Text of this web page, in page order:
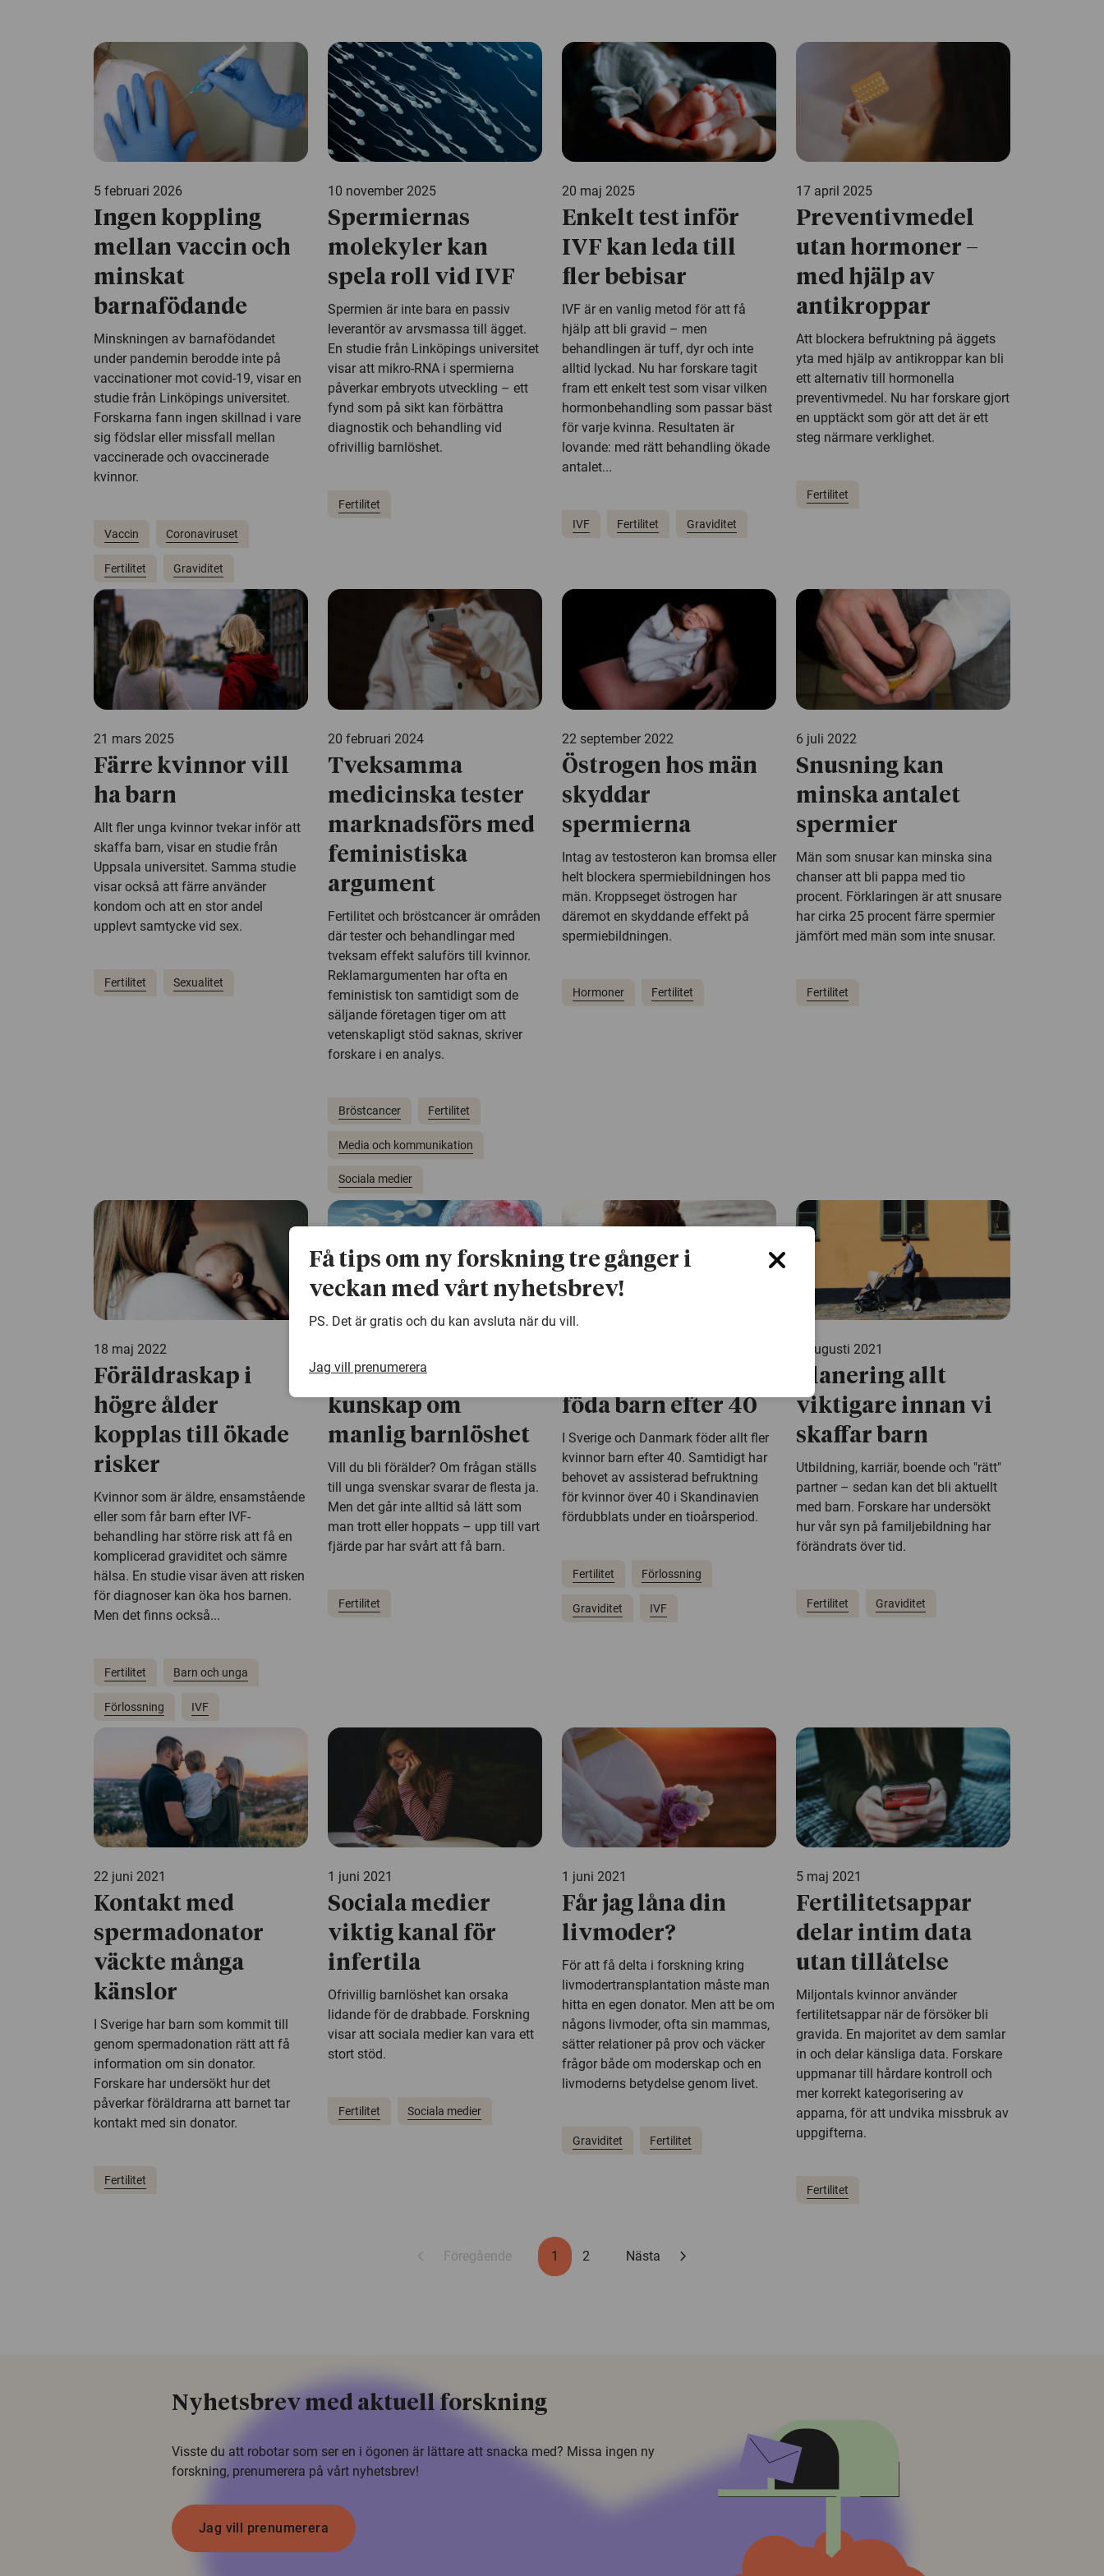
5 februari 2026
Ingen koppling
mellan vaccin och
minskat
barnafödande
Minskningen av barnafödandet
under pandemin berodde inte på
vaccinationer mot covid-19, visar en
studie från Linköpings universitet.
Forskarna fann ingen skillnad i vare
sig födslar eller missfall mellan
vaccinerade och ovaccinerade
kvinnor.
Vaccin Coronaviruset
Fertilitet Graviditet
10 november 2025
Spermiernas
molekyler kan
spela roll vid IVF
Spermien är inte bara en passiv
leverantör av arvsmassa till ägget.
En studie från Linköpings universitet
visar att mikro-RNA i spermierna
påverkar embryots utveckling – ett
fynd som på sikt kan förbättra
diagnostik och behandling vid
ofrivillig barnlöshet.
Fertilitet
20 maj 2025
Enkelt test inför
IVF kan leda till
fler bebisar
IVF är en vanlig metod för att få
hjälp att bli gravid – men
behandlingen är tuff, dyr och inte
alltid lyckad. Nu har forskare tagit
fram ett enkelt test som visar vilken
hormonbehandling som passar bäst
för varje kvinna. Resultaten är
lovande: med rätt behandling ökade
antalet...
IVF Fertilitet Graviditet
17 april 2025
Preventivmedel
utan hormoner –
med hjälp av
antikroppar
Att blockera befruktning på äggets
yta med hjälp av antikroppar kan bli
ett alternativ till hormonella
preventivmedel. Nu har forskare gjort
en upptäckt som gör att det är ett
steg närmare verklighet.
Fertilitet
21 mars 2025
Färre kvinnor vill
ha barn
Allt fler unga kvinnor tvekar inför att
skaffa barn, visar en studie från
Uppsala universitet. Samma studie
visar också att färre använder
kondom och att en stor andel
upplevt samtycke vid sex.
Fertilitet Sexualitet
20 februari 2024
Tveksamma
medicinska tester
marknadsförs med
feministiska
argument
Fertilitet och bröstcancer är områden
där tester och behandlingar med
tveksam effekt saluförs till kvinnor.
Reklamargumenten har ofta en
feministisk ton samtidigt som de
säljande företagen tiger om att
vetenskapligt stöd saknas, skriver
forskare i en analys.
Bröstcancer Fertilitet
Media och kommunikation
Sociala medier
22 september 2022
Östrogen hos män
skyddar
spermierna
Intag av testosteron kan bromsa eller
helt blockera spermiebildningen hos
män. Kroppseget östrogen har
däremot en skyddande effekt på
spermiebildningen.
Hormoner Fertilitet
6 juli 2022
Snusning kan
minska antalet
spermier
Män som snusar kan minska sina
chanser att bli pappa med tio
procent. Förklaringen är att snusare
har cirka 25 procent färre spermier
jämfört med män som inte snusar.
Fertilitet
18 maj 2022
Föräldraskap i
högre ålder
kopplas till ökade
risker
Kvinnor som är äldre, ensamstående
eller som får barn efter IVF-
behandling har större risk att få en
komplicerad graviditet och sämre
hälsa. En studie visar även att risken
för diagnoser kan öka hos barnen.
Men det finns också...
Fertilitet Barn och unga
Förlossning IVF
De söker ny
kunskap om
manlig barnlöshet
Vill du bli förälder? Om frågan ställs
till unga svenskar svarar de flesta ja.
Men det går inte alltid så lätt som
man trott eller hoppats – upp till vart
fjärde par har svårt att få barn.
Fertilitet
föda barn efter 40
I Sverige och Danmark föder allt fler
kvinnor barn efter 40. Samtidigt har
behovet av assisterad befruktning
för kvinnor över 40 i Skandinavien
fördubblats under en tioårsperiod.
Fertilitet Förlossning
Graviditet IVF
9 augusti 2021
Planering allt
viktigare innan vi
skaffar barn
Utbildning, karriär, boende och "rätt"
partner – sedan kan det bli aktuellt
med barn. Forskare har undersökt
hur vår syn på familjebildning har
förändrats över tid.
Fertilitet Graviditet
22 juni 2021
Kontakt med
spermadonator
väckte många
känslor
I Sverige har barn som kommit till
genom spermadonation rätt att få
information om sin donator.
Forskare har undersökt hur det
påverkar föräldrarna att barnet tar
kontakt med sin donator.
Fertilitet
1 juni 2021
Sociala medier
viktig kanal för
infertila
Ofrivillig barnlöshet kan orsaka
lidande för de drabbade. Forskning
visar att sociala medier kan vara ett
stort stöd.
Fertilitet Sociala medier
1 juni 2021
Får jag låna din
livmoder?
För att få delta i forskning kring
livmodertransplantation måste man
hitta en egen donator. Men att be om
någons livmoder, ofta sin mammas,
sätter relationer på prov och väcker
frågor både om moderskap och en
livmoderns betydelse genom livet.
Graviditet Fertilitet
5 maj 2021
Fertilitetsappar
delar intim data
utan tillåtelse
Miljontals kvinnor använder
fertilitetsappar när de försöker bli
gravida. En majoritet av dem samlar
in och delar känsliga data. Forskare
uppmanar till hårdare kontroll och
mer korrekt kategorisering av
apparna, för att undvika missbruk av
uppgifterna.
Fertilitet
chevron_left Föregående 1 2 Nästa chevron_right
Nyhetsbrev med aktuell forskning
Visste du att robotar som ser en i ögonen är lättare att snacka med? Missa ingen ny
forskning, prenumerera på vårt nyhetsbrev!
Jag vill prenumerera
Få tips om ny forskning tre gånger i
veckan med vårt nyhetsbrev!
PS. Det är gratis och du kan avsluta när du vill.
Jag vill prenumerera